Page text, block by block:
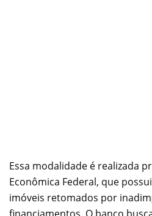
Essa modalidade é realizada
Econômica Federal, que
imóveis retomados por